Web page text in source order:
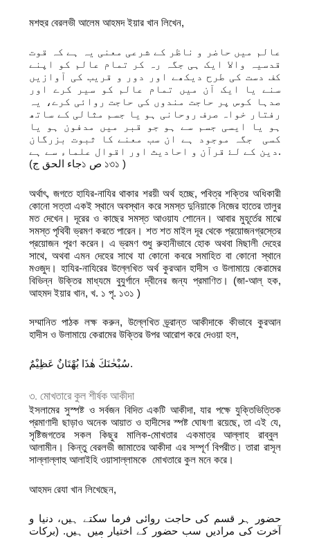
মশহুর বেরলভী আলেম আহমদ ইয়ার খান লিখেন,
عالم میں حاضر و ناظر کے شرعی معنی یہ ہے کہ قوت
قدسیہ والا ایک ہی جگہ رہ کر تمام عالم کو اپنے
کف دست کی طرح دیکھے اور دور و قریب کی آوازیں
سنے یا ایک آن میں تمام عالم کو سیر کرے اور
صدہا کوس پر حاجت مندوں کی حاجت روائی کرے، یہ
رفتار خواہ صرف روحانی ہو یا جسم مثالی کے ساتھ
ہو یا ایسی جسم سے ہو جو قبر میں مدفون ہو یا
کسی جگہ موجود ہے ان سب معنے کا ثبوت بزرگان
دین کے لۓ قرآن و احادیث اور اقوال علماء سے ہے.
(جاء الحق ج১ ص ১৩১ )
অর্থাৎ, জগতে হাযির-নাযির থাকার শরয়ী অর্থ হচ্ছে, পবিত্র শক্তির অধিকারী
কোনো সত্তা একই স্থানে অবস্থান করে সমস্ত দুনিয়াকে নিজের হাতের তালুর
মত দেখেন। দূরের ও কাছের সমস্ত আওয়ায শোনেন। আবার মুহূর্তের মাঝে
সমস্ত পৃথিবী ভ্রমণ করতে পারেন। শত শত মাইল দূর থেকে প্রয়োজনগ্রস্তের
প্রয়োজন পূরণ করেন। এ ভ্রমণ শুধু রুহানীভাবে হোক অথবা মিছালী দেহের
সাথে, অথবা এমন দেহের সাথে যা কোনো কবরে সমাহিত বা কোনো স্থানে
মওজুদ। হাযির-নাযিরের উল্লেখিত অর্থ কুরআন হাদীস ও উলামায়ে কেরামের
বিভিন্ন উক্তির মাধ্যমে বুযুর্গানে দ্বীনের জন্য প্রমাণিত। (জা-আল্ হক,
আহমদ ইয়ার খান, খ. ১ পৃ. ১৩১ )
সম্মানিত পাঠক লক্ষ করুন, উল্লেখিত ভ্র্রান্ত আকীদাকে কীভাবে কুরআন
হাদীস ও উলামায়ে কেরামের উক্তির উপর আরোপ করে দেওয়া হল,
سُبْحٰنَكَ هٰذَا بُهْتَانٌ عَظِیْمٌ.
৩. মোখতারে কুল শীর্ষক আকীদা
ইসলামের সুস্পষ্ট ও সর্বজন বিদিত একটি আকীদা, যার পক্ষে যুক্তিভিত্তিক
প্রমাণাদী ছাড়াও অনেক আয়াত ও হাদীসের স্পষ্ট ঘোষণা রয়েছে, তা এই যে,
সৃষ্টিজগতের সকল কিছুর মালিক-মোখতার একমাত্র আল্লাহ রাব্বুল
আলামীন। কিন্তু বেরলভী জামাতের আকীদা এর সম্পূর্ণ বিপরীত। তারা রাসূল
সাল্লাল্লাহু আলাইহি ওয়াসাল্লামকে মোখতারে কুল মনে করে।
আহমদ রেযা খান লিখেছেন,
حضور ہر قسم کی حاجت روائی فرما سکتے ہیں، دنیا و
آخرت کی مرادیں سب حضور کے اختیار میں ہیں. (برکات